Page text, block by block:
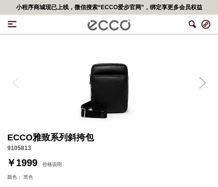
ECCO雅致系列斜挎包
9105813
￥1999 价格说明
颜色： 黑色
小程序商城现已上线，微信搜索“ECCO爱步官网”，绑定享更多会员权益